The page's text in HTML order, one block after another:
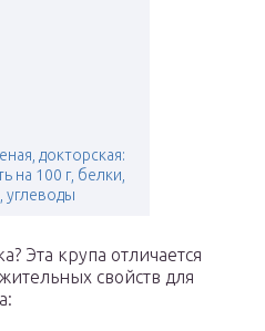
докторская:
на 100 г, белки,
углеводы
Эта крупа отличается
свойств для